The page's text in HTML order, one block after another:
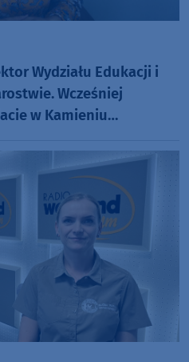
Wydziału Edukacji i
Wcześniej
w Kamieniu